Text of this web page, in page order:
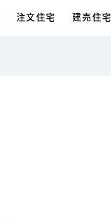
注文住宅 建売住宅